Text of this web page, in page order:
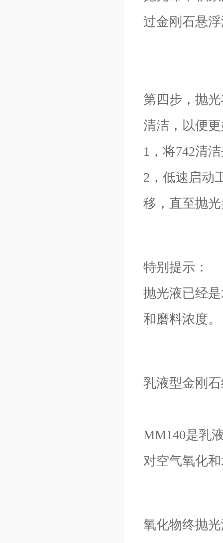
过金刚石悬
第四步，抛
清洁，以便
1，将742清
2，低速启动
移，直至抛
特别提示：
抛光液已经
和磨料浓度。
乳液型金刚
MM140是乳
对空气氧化
氧化物终抛